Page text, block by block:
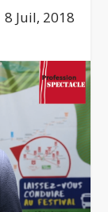
8 Juil, 2018